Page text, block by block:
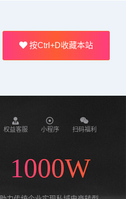
按Ctrl+D收藏本站
权益客服 小程序 扫码福利
1000W